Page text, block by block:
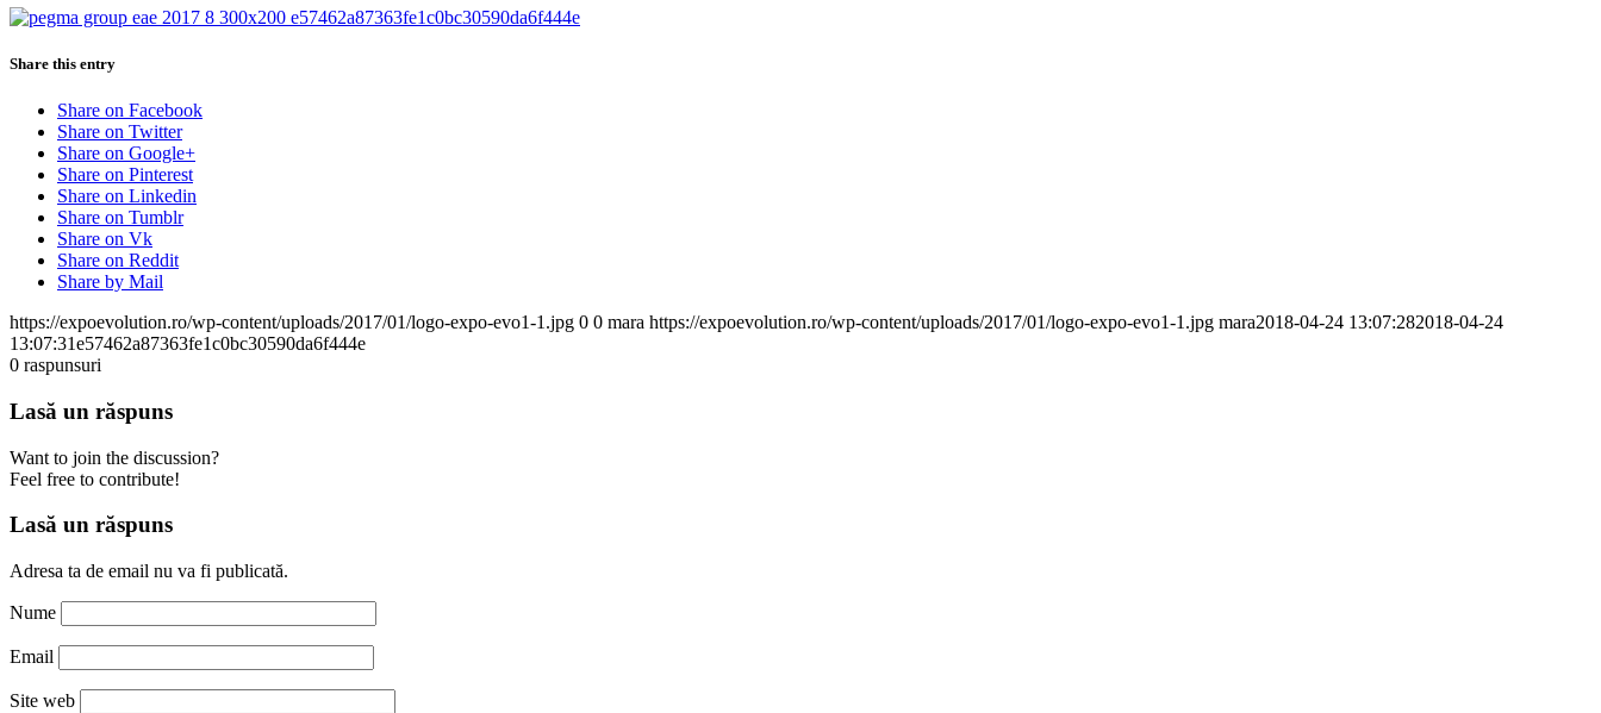
Share this entry
Share on Facebook
Share on Twitter
Share on Google+
Share on Pinterest
Share on Linkedin
Share on Tumblr
Share on Vk
Share on Reddit
Share by Mail
https://expoevolution.ro/wp-content/uploads/2017/01/logo-expo-evo1-1.jpg 0 0 mara https://expoevolution.ro/wp-content/uploads/2017/01/logo-expo-evo1-1.jpg mara2018-04-24 13:07:282018-04-24
13:07:31e57462a87363fe1c0bc30590da6f444e
0 raspunsuri
Lasă un răspuns
Want to join the discussion?
Feel free to contribute!
Lasă un răspuns
Adresa ta de email nu va fi publicată.
Nume
Email
Site web